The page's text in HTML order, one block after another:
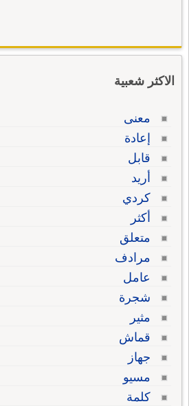
الاكثر شعبية
معنى
إعادة
قابل
أريد
كردي
أكثر
متعلق
مرادف
عامل
شجرة
مثير
قماش
جهاز
مسيو
كلمة